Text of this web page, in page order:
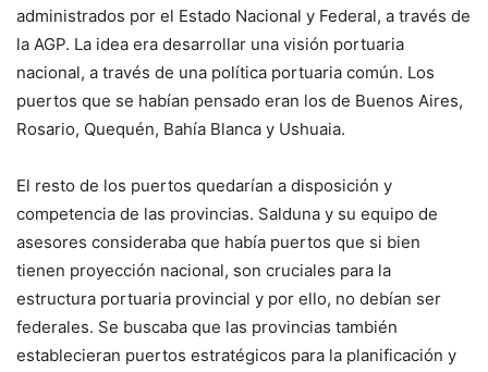
administrados por el Estado Nacional y Federal, a través de
la AGP. La idea era desarrollar una visión portuaria
nacional, a través de una política portuaria común. Los
puertos que se habían pensado eran los de Buenos Aires,
Rosario, Quequén, Bahía Blanca y Ushuaia.
El resto de los puertos quedarían a disposición y
competencia de las provincias. Salduna y su equipo de
asesores consideraba que había puertos que si bien
tienen proyección nacional, son cruciales para la
estructura portuaria provincial y por ello, no debían ser
federales. Se buscaba que las provincias también
establecieran puertos estratégicos para la planificación y